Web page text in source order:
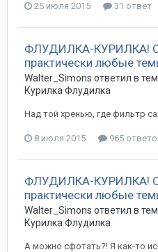
25 июля 2015 31 ответ
ФЛУДИЛКА-КУРИЛКА!
практически любые
Walter_Simons ответил в
Курилка Флудилка
Над той хренью, где фильтр
8 июля 2015 965
ФЛУДИЛКА-КУРИЛКА!
практически любые
Walter_Simons ответил в
Курилка Флудилка
А можно сфотать?! Я как-то